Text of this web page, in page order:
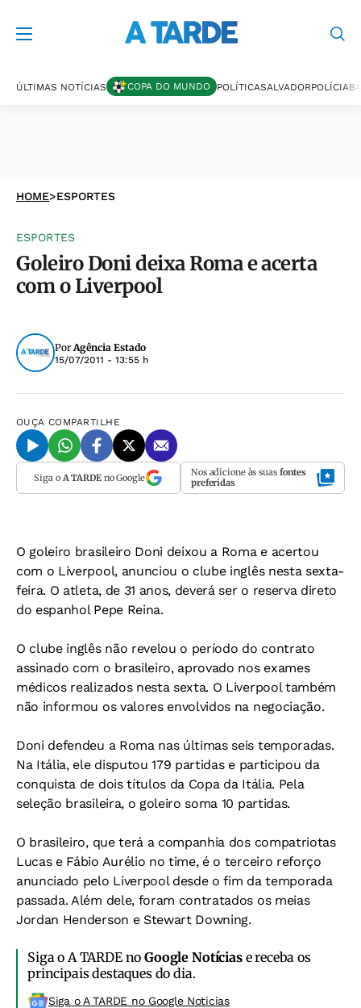
ÚLTIMAS NOTÍCIAS COPA DO MUNDO POLÍTICASALVADORPOLÍCIA
HOME>ESPORTES
ESPORTES
Goleiro Doni deixa Roma e acerta
com o Liverpool
PorAgência Estado
15/07/2011 - 13:55 h
OUÇA COMPARTILHE
Siga o A TARDEno Google Nos adicione às suas fontes
preferidas
O goleiro brasileiro Doni deixou a Roma e acertou
com o Liverpool, anunciou o clube inglês nesta sexta-
feira. O atleta, de 31 anos, deverá ser o reserva direto
do espanhol Pepe Reina.
O clube inglês não revelou o período do contrato
assinado com o brasileiro, aprovado nos exames
médicos realizados nesta sexta. O Liverpool também
não informou os valores envolvidos na negociação.
Doni defendeu a Roma nas últimas seis temporadas.
Na Itália, ele disputou 179 partidas e participou da
conquista de dois títulos da Copa da Itália. Pela
seleção brasileira, o goleiro soma 10 partidas.
O brasileiro, que terá a companhia dos compatriotas
Lucas e Fábio Aurélio no time, é o terceiro reforço
anunciado pelo Liverpool desde o fim da temporada
passada. Além dele, foram contratados os meias
Jordan Henderson e Stewart Downing.
Siga o A TARDE noGoogle Notíciase receba os
principais destaques do dia.
Siga o A TARDE no Google Noticias